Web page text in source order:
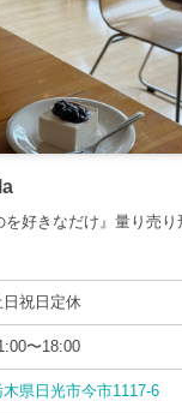
を好きなだけ』量り売り
日祝日定休
〜18:00
木県日光市今市1117-6